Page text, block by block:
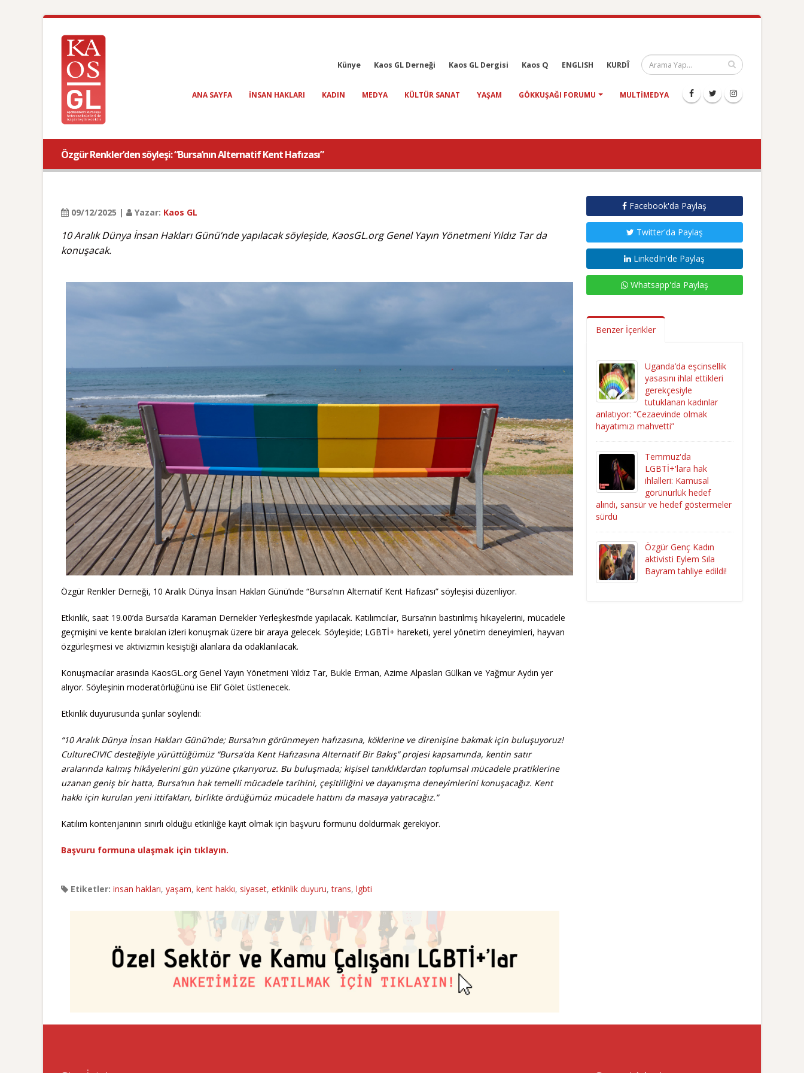
Künye Kaos GL Derneği Kaos GL Dergisi Kaos Q ENGLISH KURDÎ
ANA SAYFA INSAN HAKLARI KADIN MEDYA KÜLTÜR SANAT YAŞAM GÖKKUŞAĞI FORUMU MULTIMEDYA
Özgür Renkler’den söyleşi: “Bursa’nın Alternatif Kent Hafızası”
09/12/2025 | Yazar: Kaos GL
10 Aralık Dünya İnsan Hakları Günü’nde yapılacak söyleşide, KaosGL.org Genel Yayın Yönetmeni Yıldız Tar da
konuşacak.
Özgür Renkler Derneği, 10 Aralık Dünya İnsan Hakları Günü’nde “Bursa’nın Alternatif Kent Hafızası” söyleşisi düzenliyor.
Etkinlik, saat 19.00’da Bursa’da Karaman Dernekler Yerleşkesi’nde yapılacak. Katılımcılar, Bursa’nın bastırılmış hikayelerini, mücadele
geçmişini ve kente bırakılan izleri konuşmak üzere bir araya gelecek. Söyleşide; LGBTİ+ hareketi, yerel yönetim deneyimleri, hayvan
özgürleşmesi ve aktivizmin kesiştiği alanlara da odaklanılacak.
Konuşmacılar arasında KaosGL.org Genel Yayın Yönetmeni Yıldız Tar, Bukle Erman, Azime Alpaslan Gülkan ve Yağmur Aydın yer
alıyor. Söyleşinin moderatörlüğünü ise Elif Gölet üstlenecek.
Etkinlik duyurusunda şunlar söylendi:
“10 Aralık Dünya İnsan Hakları Günü’nde; Bursa’nın görünmeyen hafızasına, köklerine ve direnişine bakmak için buluşuyoruz!
CultureCIVIC desteğiyle yürüttüğümüz “Bursa’da Kent Hafızasına Alternatif Bir Bakış” projesi kapsamında, kentin satır
aralarında kalmış hikâyelerini gün yüzüne çıkarıyoruz. Bu buluşmada; kişisel tanıklıklardan toplumsal mücadele pratiklerine
uzanan geniş bir hatta, Bursa’nın hak temelli mücadele tarihini, çeşitliliğini ve dayanışma deneyimlerini konuşacağız. Kent
hakkı için kurulan yeni ittifakları, birlikte ördüğümüz mücadele hattını da masaya yatıracağız.”
Katılım kontenjanının sınırlı olduğu etkinliğe kayıt olmak için başvuru formunu doldurmak gerekiyor.
Başvuru formuna ulaşmak için tıklayın.
Etiketler: insan hakları, yaşam, kent hakkı, siyaset, etkinlik duyuru,trans, lgbti
Facebook'da Paylaş
Twitter'da Paylaş
LinkedIn'de Paylaş
Whatsapp'da Paylaş
Benzer İçerikler
Uganda’da eşcinsellik
yasasını ihlal ettikleri
gerekçesiyle
tutuklanan kadınlar
anlatıyor: “Cezaevinde olmak
hayatımızı mahvetti”
Temmuz'da
LGBTİ+'lara hak
ihlalleri: Kamusal
görünürlük hedef
alındı, sansür ve hedef göstermeler
sürdü
Özgür Genç Kadın
aktivisti Eylem Sıla
Bayram tahliye edildi!